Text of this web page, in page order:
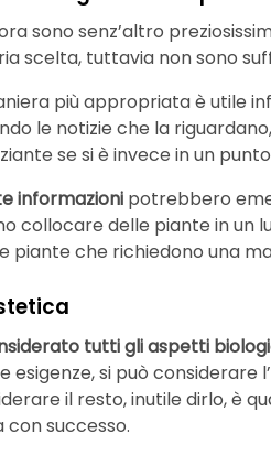
sono senz’altro
scelta, tuttavia non sono
più appropriata è utile
le notizie che la
se si è invece in un
informazioni potrebbero
collocare delle piante in un
piante che richiedono una
tutti gli aspetti
si può considerare l’
il resto, inutile dirlo, è
successo.